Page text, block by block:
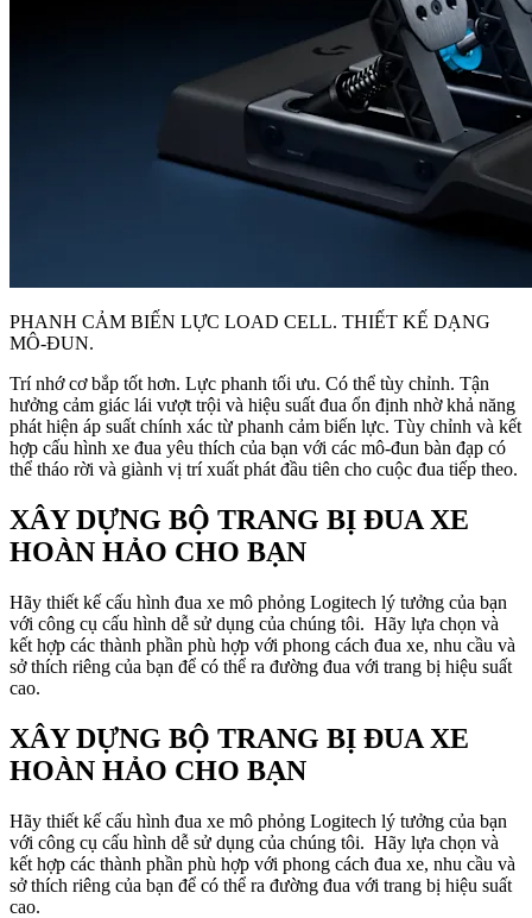
PHANH CẢM BIẾN LỰC LOAD CELL. THIẾT KẾ DẠNG
MÔ-ĐUN.
Trí nhớ cơ bắp tốt hơn. Lực phanh tối ưu. Có thể tùy chỉnh. Tận
hưởng cảm giác lái vượt trội và hiệu suất đua ổn định nhờ khả năng
phát hiện áp suất chính xác từ phanh cảm biến lực. Tùy chỉnh và kết
hợp cấu hình xe đua yêu thích của bạn với các mô-đun bàn đạp có
thể tháo rời và giành vị trí xuất phát đầu tiên cho cuộc đua tiếp theo.
XÂY DỰNG BỘ TRANG BỊ ĐUA XE
HOÀN HẢO CHO BẠN
Hãy thiết kế cấu hình đua xe mô phỏng Logitech lý tưởng của bạn
với công cụ cấu hình dễ sử dụng của chúng tôi. Hãy lựa chọn và
kết hợp các thành phần phù hợp với phong cách đua xe, nhu cầu và
sở thích riêng của bạn để có thể ra đường đua với trang bị hiệu suất
cao.
XÂY DỰNG BỘ TRANG BỊ ĐUA XE
HOÀN HẢO CHO BẠN
Hãy thiết kế cấu hình đua xe mô phỏng Logitech lý tưởng của bạn
với công cụ cấu hình dễ sử dụng của chúng tôi. Hãy lựa chọn và
kết hợp các thành phần phù hợp với phong cách đua xe, nhu cầu và
sở thích riêng của bạn để có thể ra đường đua với trang bị hiệu suất
cao.